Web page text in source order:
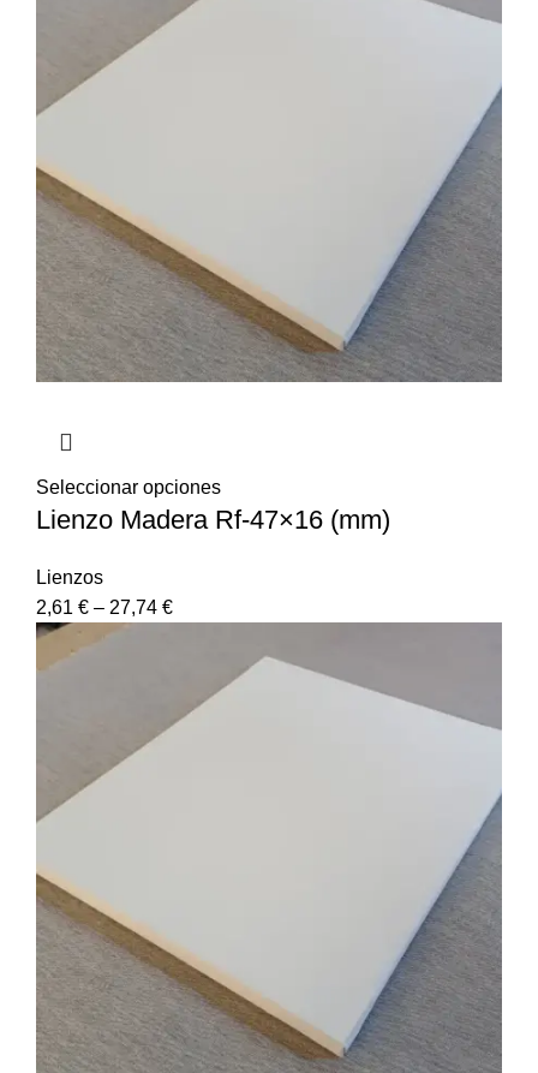
Seleccionar opciones
Lienzo Madera Rf-47×16 (mm)
Lienzos
2,61 € – 27,74 €